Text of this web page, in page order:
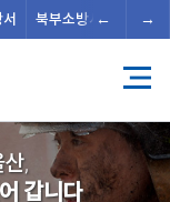
←
북부소방서 남울주
→
,
갑니다